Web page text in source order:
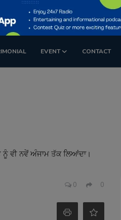
EVENT CONTACT
ਨੂੰ ਵੀ ਨਵੇਂ ਅੰਜਾਮ ਤੱਕ ਲਿਆਂਦਾ।
0 0